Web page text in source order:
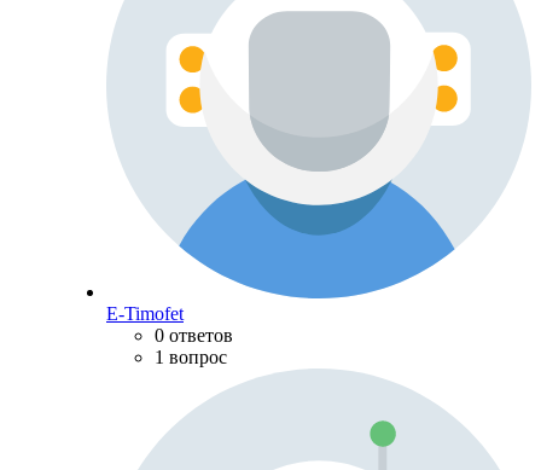
E-Timofet
0 ответов
1 вопрос